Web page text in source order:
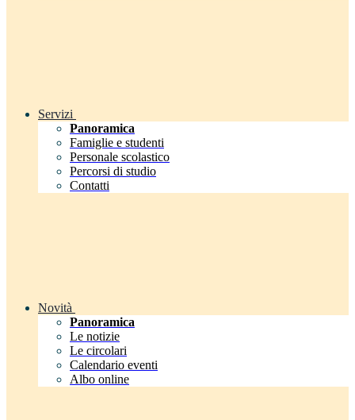
Servizi
Panoramica
Famiglie e studenti
Personale scolastico
Percorsi di studio
Contatti
Novità
Panoramica
Le notizie
Le circolari
Calendario eventi
Albo online